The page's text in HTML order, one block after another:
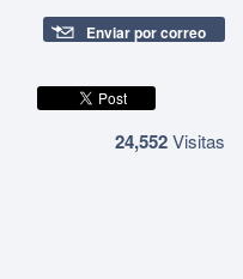
Enviar por correo
24,552Visitas